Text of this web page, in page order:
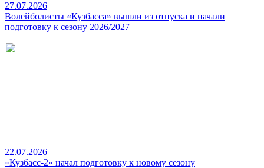
27.07.2026
Волейболисты «Кузбасса» вышли из отпуска и начали
подготовку к сезону 2026/2027
22.07.2026
«Кузбасс-2» начал подготовку к новому сезону